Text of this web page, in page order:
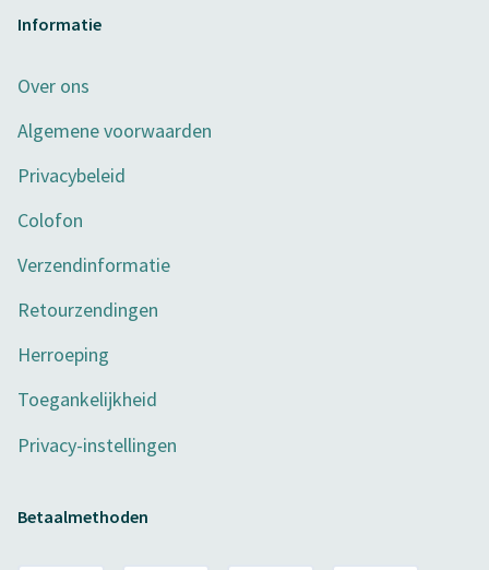
Informatie
Over ons
Algemene voorwaarden
Privacybeleid
Colofon
Verzendinformatie
Retourzendingen
Herroeping
Toegankelijkheid
Privacy-instellingen
Betaalmethoden